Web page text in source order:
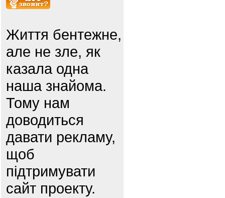
Життя бентежне,
але не зле, як
казала одна
наша знайома.
Тому нам
доводиться
давати рекламу,
щоб
підтримувати
сайт проекту.